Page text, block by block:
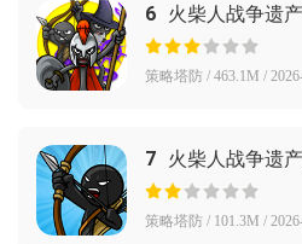
6 火柴人战争遗
策略塔防 / 463.1M /
7
火柴人战争遗
War: Legacy)
策略塔防 / 101.3M /